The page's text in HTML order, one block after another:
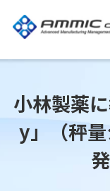
小林製薬
y」（秤